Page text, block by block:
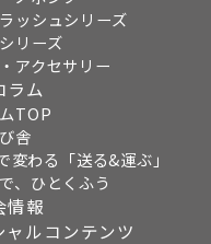
ッシュシリーズ
リーズ
アクセサリー
ラム
TOP
舎
わる「送る&運ぶ」
、ひとくふう
情報
ャルコンテンツ